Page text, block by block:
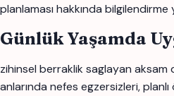
planlaması hakkında
Günlük Yaşamda
zihinsel berraklik saglayan aksam
anlarında nefes egzersizleri,